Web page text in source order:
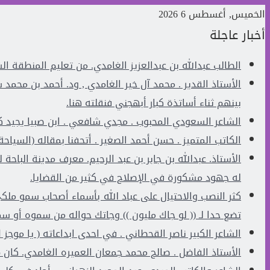
الخميس, أغسطس 6 2026
أخبار عاجلة
الطالب عبدالله بن عبدالعزيز الغامدي. من تعليم المنطقة الشرقية،
الأستاذ القدير . محمد آل خير الغامدي , ود. أحمد بن
بينهم ثناء أساتذة كبار أبهجني فنقلته هنا.
الشاعر السعودي المحبوب . مجدي شافعي . ابن صبيا يجيد
الكاتب المتميز . حسن أحمد الصغير . أتحفنا بمقاله
الأستاذ. عبدالله بن جابر بن عبد الرحيم. معرف مدينة
له جهود مشكورة في الإصلاح في كثير من القضايا.
كثر النصب والاحتيال على عباد الله بأسماء أصحاب سمو
تضع حدا لـ (( لو جاك مليون )) وجاتك حواله من سموه أو
الشاعر الكبير ناصر القحطاني . في احدى ابداعاته ( يا
الأستاذ الفاضل . صالح محمد جمعان العميره الغامدي. كان مثال للمعلم